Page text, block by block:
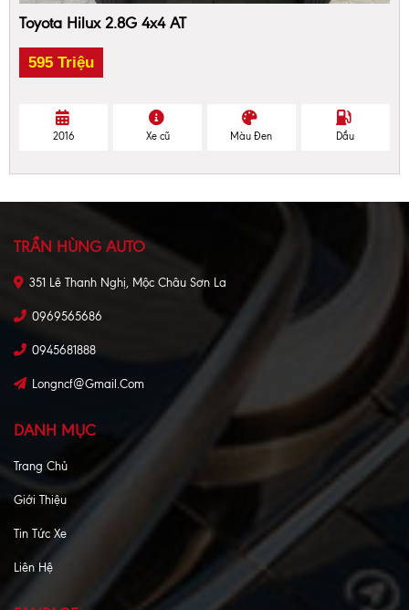
Toyota Hilux 2.8G 4x4 AT
595 Triệu
2016 Xe cũ Màu Đen Dầu
TRẦN HÙNG AUTO
351 Lê Thanh Nghị, Mộc Châu Sơn La
0969565686
0945681888
Longncf@gmail.com
DANH MỤC
Trang Chủ
Giới Thiệu
Tin Tức Xe
Liên Hệ